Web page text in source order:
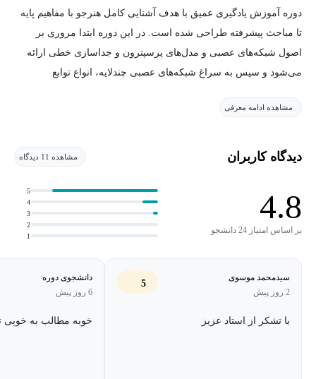
دوره آموزش یادگیری عمیق با هدف آشنایی کامل هنرجو با مفاهیم پایه
تا مباحث پیشرفته طراحی شده است. در این دوره ابتدا مروری بر
اصول شبکه‌های عصبی و مدل‌های پرسپترون و جداسازی خطی ارائه
می‌شود و سپس به سراغ شبکه‌های عصبی چندلایه، انواع توابع
داده می‌شود.
یادگیری انتقالی، خودرمزگذارها (Autoencoders) و معماری‌های مبتنی بر
Attention و مدل BERT به‌صورت کاربردی بررسی می‌شوند. این دوره
مشاهده ادامه معرفی
دیدگاه کاربران مشاهده 11 دیدگاه
4.8
بر اساس امتیاز 24 دانشجو
1
2
3
4
5
سیدمحمد موسوی
2 روز پیش
5
با تشکر از استاد عزیز
دانشجوی دوره
6 روز پیش
خوبه مطالب به خوبی